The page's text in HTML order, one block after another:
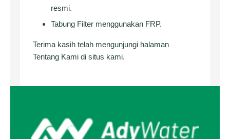
resmi.
Tabung Filter menggunakan FRP.
Terima kasih telah mengunjungi halaman
Tentang Kami di situs kami.